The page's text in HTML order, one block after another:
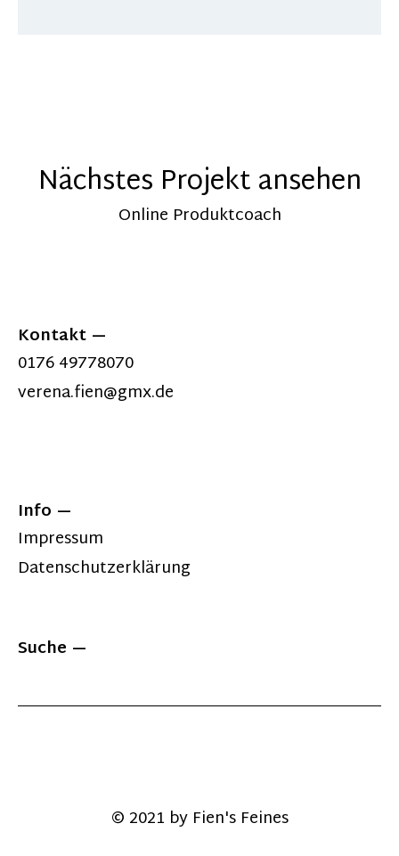
Nächstes Projekt ansehen
Online Produktcoach
Kontakt
0176 49778070
verena.fien@gmx.de
Info
Impressum
Datenschutzerklärung
Suche
© 2021 by Fien's Feines